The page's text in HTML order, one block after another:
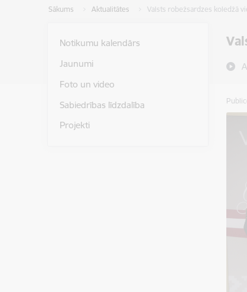
Sākums Aktualitātes Valsts robežsardzes koledžā
Notikumu kalendārs
Jaunumi
Foto un video
Sabiedrības līdzdalība
Projekti